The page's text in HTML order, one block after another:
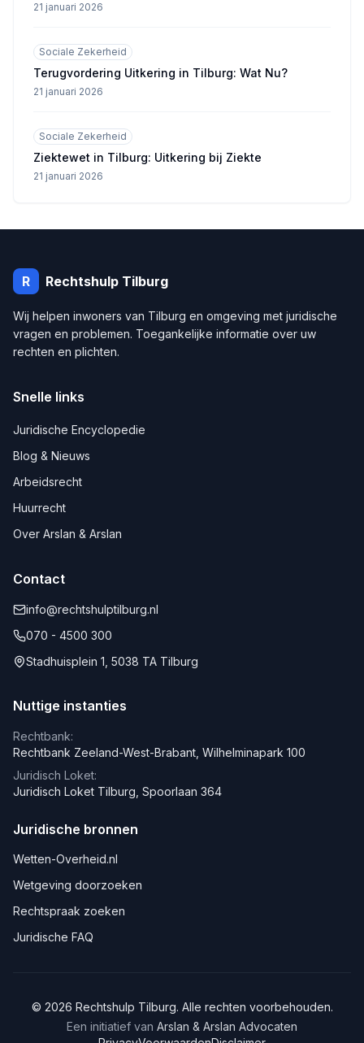
21 januari 2026
Sociale Zekerheid
Terugvordering Uitkering in Tilburg: Wat Nu?
21 januari 2026
Sociale Zekerheid
Ziektewet in Tilburg: Uitkering bij Ziekte
21 januari 2026
R Rechtshulp Tilburg
Wij helpen inwoners van Tilburg en omgeving met juridische
vragen en problemen. Toegankelijke informatie over uw
rechten en plichten.
Snelle links
Juridische Encyclopedie
Blog & Nieuws
Arbeidsrecht
Huurrecht
Over Arslan & Arslan
Contact
info@rechtshulptilburg.nl
070 - 4500 300
Stadhuisplein 1, 5038 TA Tilburg
Nuttige instanties
Rechtbank:
Rechtbank Zeeland-West-Brabant, Wilhelminapark 100
Juridisch Loket:
Juridisch Loket Tilburg, Spoorlaan 364
Juridische bronnen
Wetten-Overheid.nl
Wetgeving doorzoeken
Rechtspraak zoeken
Juridische FAQ
© 2026 Rechtshulp Tilburg. Alle rechten voorbehouden.
Een initiatief van Arslan & Arslan Advocaten